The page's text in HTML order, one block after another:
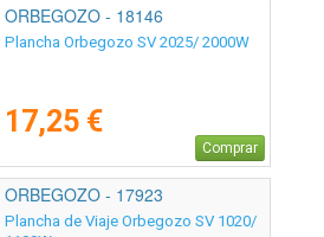
ORBEGOZO - 18146
Plancha Orbegozo SV 2025/ 2000W
17,25 €
Comprar
ORBEGOZO - 17923
Plancha de Viaje Orbegozo SV 1020/